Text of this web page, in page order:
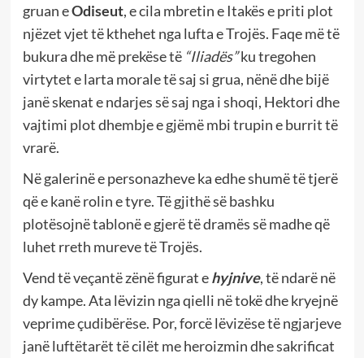
gruan eOdiseut, e cila mbretin e Itakës e priti plot
njëzet vjet të kthehet nga lufta e Trojës. Faqe më të
bukura dhe më prekëse të “Iliadës” ku tregohen
virtytet e larta morale të saj si grua, nënë dhe bijë
janë skenat e ndarjes së saj nga i shoqi, Hektori dhe
vajtimi plot dhembje e gjëmë mbi trupin e burrit të
vrarë.
Në galerinë e personazheve ka edhe shumë të tjerë
që e kanë rolin e tyre. Të gjithë së bashku
plotësojnë tablonë e gjerë të dramës së madhe që
luhet rreth mureve të Trojës.
Vend të veçantë zënë figurat e hyjnive, të ndarë në
dy kampe. Ata lëvizin nga qielli në tokë dhe kryejnë
veprime çudibërëse. Por, forcë lëvizëse të ngjarjeve
janë luftëtarët të cilët me heroizmin dhe sakrificat